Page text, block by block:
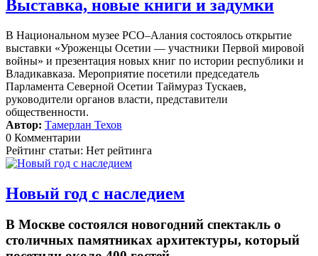
Выставка, новые книги и задумки
В Национальном музее РСО–Алания состоялось открытие
выставки «Уроженцы Осетии — участники Первой мировой
войны» и презентация новых книг по истории республики и
Владикавказа. Мероприятие посетили председатель
Парламента Северной Осетии Таймураз Тускаев,
руководители органов власти, представители
общественности.
Автор: Тамерлан Техов
0 Комментарии
Рейтинг статьи: Нет рейтинга
Новый год с наследием
В Москве состоялся новогодний спектакль о
столичных памятниках архитектуры, который